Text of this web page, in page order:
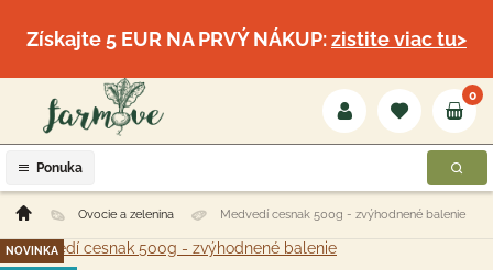
Získajte 5 EUR NA PRVÝ NÁKUP:zistite viac tu>
Ponuka
0
Ovocie a zelenina Medvedí cesnak 500g - zvýhodnené balenie
NOVINKA